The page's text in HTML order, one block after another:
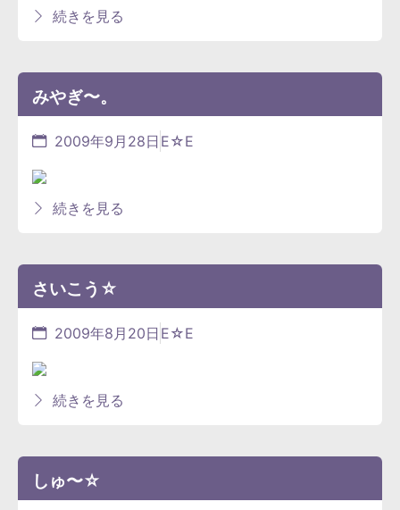
続きを見る
みやぎ〜。
2009年9月28日 E☆E
続きを見る
さいこう☆
2009年8月20日 E☆E
続きを見る
しゅ〜☆